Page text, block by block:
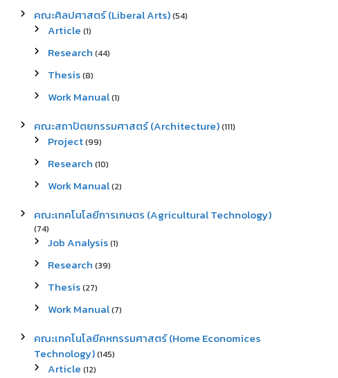
คณะศิลปศาสตร์ (Liberal Arts)(54)
Article (1)
Research (44)
Thesis(8)
Work Manual(1)
คณะสถาปัตยกรรมศาสตร์ (Architecture)(111)
Project(99)
Research (10)
Work Manual(2)
คณะเทคโนโลยีการเกษตร (Agricultural Technology)
(74)
Job Analysis(1)
Research (39)
Thesis(27)
Work Manual(7)
คณะเทคโนโลยีคหกรรมศาสตร์ (Home Economices
Technology)(145)
Article (12)